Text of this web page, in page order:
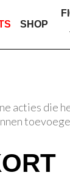
SHOP
acties die